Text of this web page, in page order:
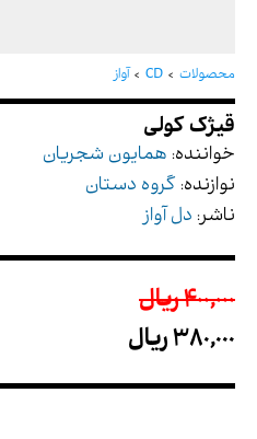
محصولات CD آواز
خواننده: همایون شجریان
نوازنده: گروه دستان
ناشر: دل آواز
400,000 ريال
380,000 ريال